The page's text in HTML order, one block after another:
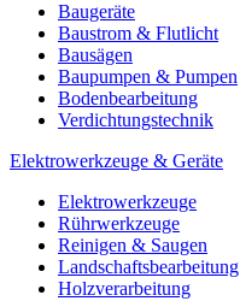
Baugeräte
Baustrom & Flutlicht
Bausägen
Baupumpen & Pumpen
Bodenbearbeitung
Verdichtungstechnik
Elektrowerkzeuge & Geräte
Elektrowerkzeuge
Rührwerkzeuge
Reinigen & Saugen
Landschaftsbearbeitung
Holzverarbeitung